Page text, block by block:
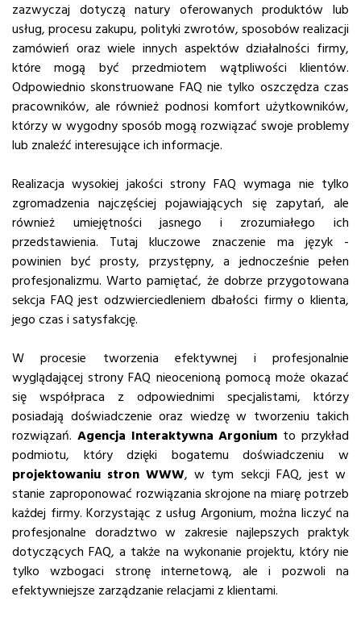
zazwyczaj dotyczą natury oferowanych produktów lub
usług, procesu zakupu, polityki zwrotów, sposobów realizacji
zamówień oraz wiele innych aspektów działalności firmy,
które mogą być przedmiotem wątpliwości klientów.
Odpowiednio skonstruowane FAQ nie tylko oszczędza czas
pracowników, ale również podnosi komfort użytkowników,
którzy w wygodny sposób mogą rozwiązać swoje problemy
lub znaleźć interesujące ich informacje.
Realizacja wysokiej jakości strony FAQ wymaga nie tylko
zgromadzenia najczęściej pojawiających się zapytań, ale
również umiejętności jasnego i zrozumiałego ich
przedstawienia. Tutaj kluczowe znaczenie ma język -
powinien być prosty, przystępny, a jednocześnie pełen
profesjonalizmu. Warto pamiętać, że dobrze przygotowana
sekcja FAQ jest odzwierciedleniem dbałości firmy o klienta,
jego czas i satysfakcję.
W procesie tworzenia efektywnej i profesjonalnie
wyglądającej strony FAQ nieocenioną pomocą może okazać
się współpraca z odpowiednimi specjalistami, którzy
posiadają doświadczenie oraz wiedzę w tworzeniu takich
rozwiązań. Agencja Interaktywna Argonium to przykład
podmiotu, który dzięki bogatemu doświadczeniu w
projektowaniu stron WWW, w tym sekcji FAQ, jest w
stanie zaproponować rozwiązania skrojone na miarę potrzeb
każdej firmy. Korzystając z usług Argonium, można liczyć na
profesjonalne doradztwo w zakresie najlepszych praktyk
dotyczących FAQ, a także na wykonanie projektu, który nie
tylko wzbogaci stronę internetową, ale i pozwoli na
efektywniejsze zarządzanie relacjami z klientami.